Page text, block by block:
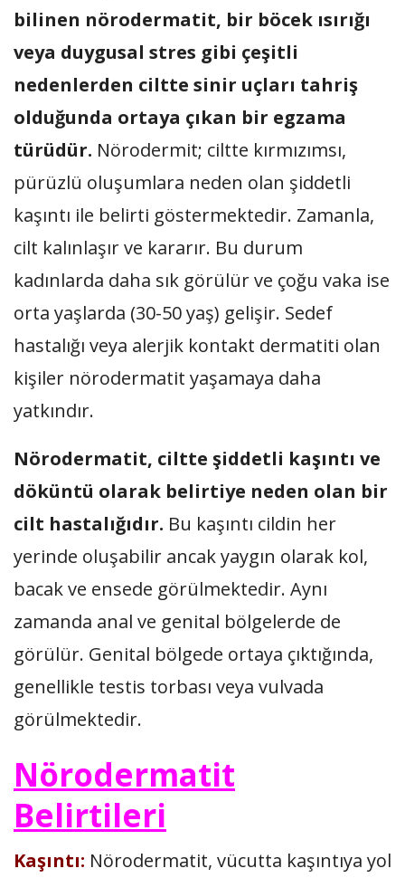
bilinen nörodermatit, bir böcek ısırığı
veya duygusal stres gibi çeşitli
nedenlerden ciltte sinir uçları tahriş
olduğunda ortaya çıkan bir egzama
türüdür. Nörodermit; ciltte kırmızımsı,
pürüzlü oluşumlara neden olan şiddetli
kaşıntı ile belirti göstermektedir. Zamanla,
cilt kalınlaşır ve kararır. Bu durum
kadınlarda daha sık görülür ve çoğu vaka ise
orta yaşlarda (30-50 yaş) gelişir. Sedef
hastalığı veya alerjik kontakt dermatiti olan
kişiler nörodermatit yaşamaya daha
yatkındır.
Nörodermatit, ciltte şiddetli kaşıntı ve
döküntü olarak belirtiye neden olan bir
cilt hastalığıdır. Bu kaşıntı cildin her
yerinde oluşabilir ancak yaygın olarak kol,
bacak ve ensede görülmektedir. Aynı
zamanda anal ve genital bölgelerde de
görülür. Genital bölgede ortaya çıktığında,
genellikle testis torbası veya vulvada
görülmektedir.
Nörodermatit
Belirtileri
Kaşıntı: Nörodermatit, vücutta kaşıntıya yol